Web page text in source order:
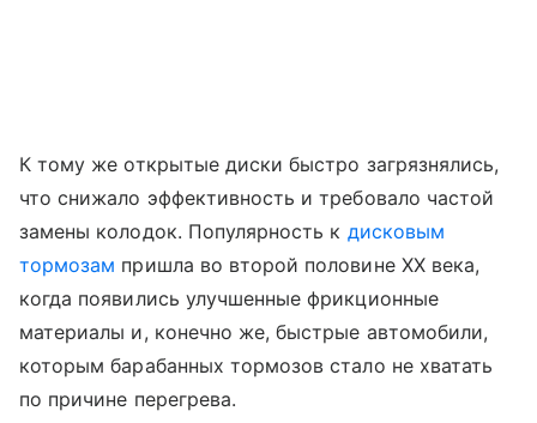
К тому же открытые диски быстро загрязнялись,
что снижало эффективность и требовало частой
замены колодок. Популярность к дисковым
тормозам пришла во второй половине XX века,
когда появились улучшенные фрикционные
материалы и, конечно же, быстрые автомобили,
которым барабанных тормозов стало не хватать
по причине перегрева.